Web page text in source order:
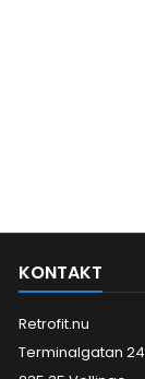
KONTAKT
Retrofit.nu
Terminalgatan 24